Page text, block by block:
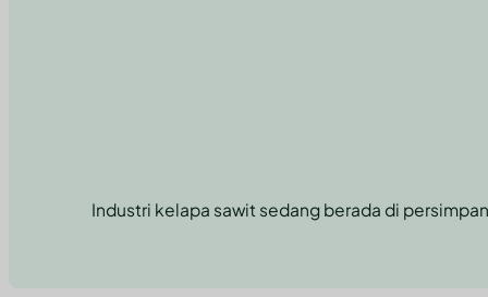
Industri kelapa sawit sedang berada di